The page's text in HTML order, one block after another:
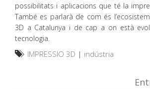
possibilitats i aplicacions que té la
També es parlarà de com és
3D a Catalunya i de cap a on està
tecnologia.
IMPRESSIO 3D | indústria